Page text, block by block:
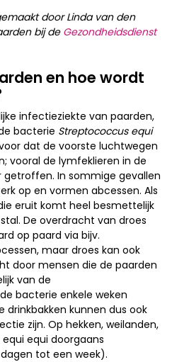
door Linda van den
bij de Gezondheidsdienst
en hoe wordt
infectieziekte van paarden,
bacterie Streptococcus equi
dat de voorste luchtwegen
vooral de lymfeklieren in de
getroffen. In sommige gevallen
op en vormen abcessen. Als
eruit komt heel besmettelijk
De overdracht van droes
op paard via bijv.
maar droes kan ook
door mensen die de paarden
van de
bacterie enkele weken
drinkbakken kunnen dus ook
zijn. Op hekken, weilanden,
equi doorgaans
tot een week).